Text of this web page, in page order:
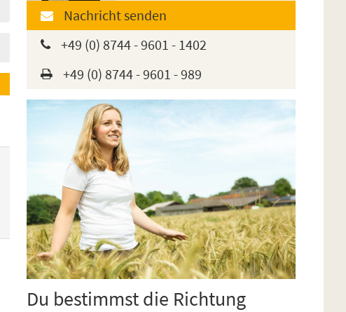
Nachricht senden
+49 (0) 8744 - 9601 - 1402
+49 (0) 8744 - 9601 - 989
Du bestimmst die Richtung